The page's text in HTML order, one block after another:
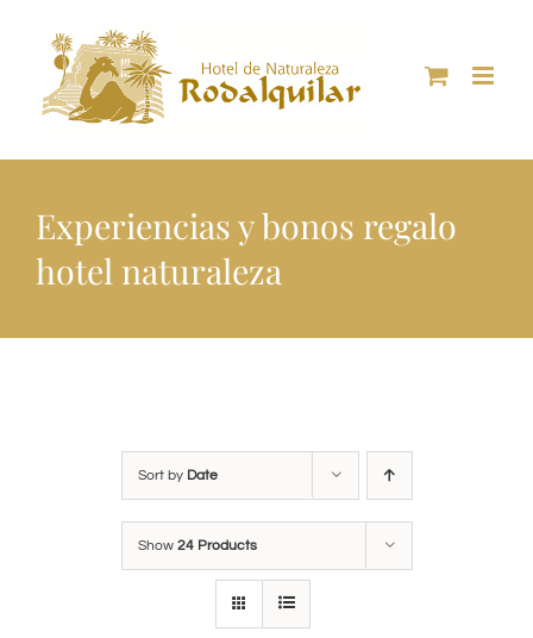
content
Experiencias y bonos regalo
hotel naturaleza
Sort by Date
Show 24 Products